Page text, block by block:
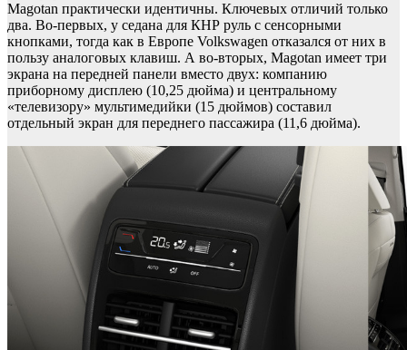
Magotan практически идентичны. Ключевых отличий только
два. Во-первых, у седана для КНР руль с сенсорными
кнопками, тогда как в Европе Volkswagen отказался от них в
пользу аналоговых клавиш. А во-вторых, Magotan имеет три
экрана на передней панели вместо двух: компанию
приборному дисплею (10,25 дюйма) и центральному
«телевизору» мультимедийки (15 дюймов) составил
отдельный экран для переднего пассажира (11,6 дюйма).